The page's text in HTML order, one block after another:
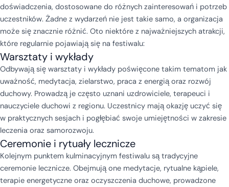
doświadczenia, dostosowane do różnych zainteresowań i potrzeb
uczestników. Żadne z wydarzeń nie jest takie samo, a organizacja
może się znacznie różnić. Oto niektóre z najważniejszych atrakcji,
które regularnie pojawiają się na festiwalu:
Warsztaty i wykłady
Odbywają się warsztaty i wykłady poświęcone takim tematom jak
uważność, medytacja, zielarstwo, praca z energią oraz rozwój
duchowy. Prowadzą je często uznani uzdrowiciele, terapeuci i
nauczyciele duchowi z regionu. Uczestnicy mają okazję uczyć się
w praktycznych sesjach i pogłębiać swoje umiejętności w zakresie
leczenia oraz samorozwoju.
Ceremonie i rytuały lecznicze
Kolejnym punktem kulminacyjnym festiwalu są tradycyjne
ceremonie lecznicze. Obejmują one medytacje, rytualne kąpiele,
terapie energetyczne oraz oczyszczenia duchowe, prowadzone